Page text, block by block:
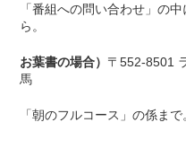
「番組への問い合わせ」の中
ら。
お葉書の場合） 〒552-8501
馬
「朝のフルコース」の係ま